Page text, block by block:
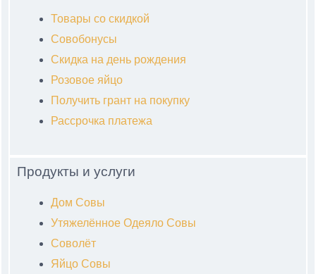
Товары со скидкой
Совобонусы
Скидка на день рождения
Розовое яйцо
Получить грант на покупку
Рассрочка платежа
Продукты и услуги
Дом Совы
Утяжелённое Одеяло Совы
Соволёт
Яйцо Совы